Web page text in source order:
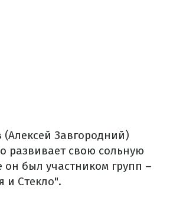
(Алексей Завгородний)
развивает свою сольную
он был участником групп –
и Стекло".